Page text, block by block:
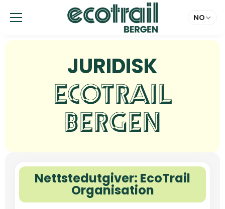
Panel for informasjonskapsler
NO
JURIDISK
ECOTRAIL
BERGEN
Nettstedutgiver: EcoTrail
Organisation